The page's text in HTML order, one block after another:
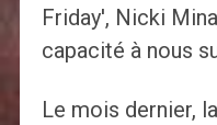
Friday', Nicki
capacité à nous
Le mois dernier,